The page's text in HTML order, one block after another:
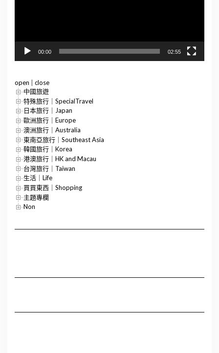
00:00 02:55
open
close
中國旅遊
特殊旅行｜SpecialTravel
日本旅行｜Japan
歐洲旅行｜Europe
澳洲旅行｜Australia
東南亞旅行｜Southeast Asia
韓國旅行｜Korea
港澳旅行｜HK and Macau
台灣旅行｜Taiwan
生活｜Life
買買東西｜Shopping
主題專欄
Non